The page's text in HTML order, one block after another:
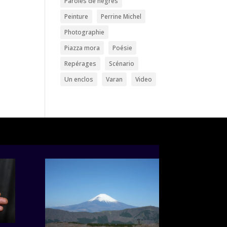
Peinture
Perrine Michel
Photographie
Piazza mora
Poésie
Repérages
Scénario
Un enclos
Varan Video